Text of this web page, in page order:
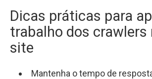
Dicas práticas para
trabalho dos crawlers
site
Mantenha o tempo de